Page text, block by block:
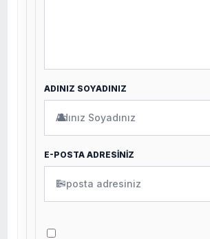
ADINIZ SOYADINIZ
👤
E-POSTA ADRESİNİZ
✉